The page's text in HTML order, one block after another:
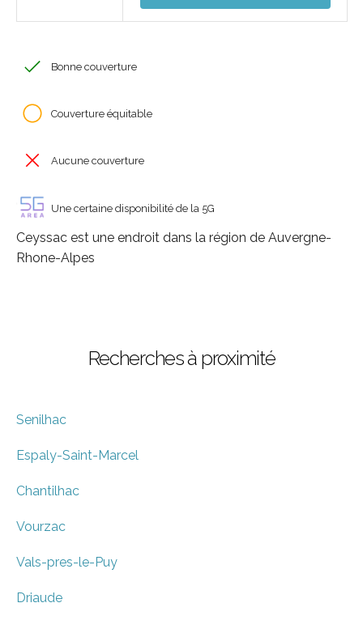
Bonne couverture
Couverture équitable
Aucune couverture
Une certaine disponibilité de la 5G
Ceyssac est une endroit dans la région de Auvergne-
Rhone-Alpes
Recherches à proximité
Senilhac
Espaly-Saint-Marcel
Chantilhac
Vourzac
Vals-pres-le-Puy
Driaude